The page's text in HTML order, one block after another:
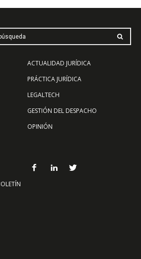
ACTUALIDAD JURÍDICA
PRÁCTICA JURÍDICA
LEGALTECH
GESTIÓN DEL DESPACHO
OPINIÓN